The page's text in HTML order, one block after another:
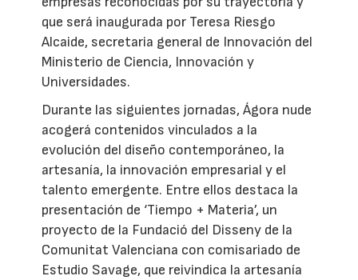
que será inaugurada por Teresa Riesgo
Alcaide, secretaria general de Innovación del
Ministerio de Ciencia, Innovación y
Universidades.
Durante las siguientes jornadas, Ágora nude
acogerá contenidos vinculados a la
evolución del diseño contemporáneo, la
artesanía, la innovación empresarial y el
talento emergente. Entre ellos destaca la
presentación de ‘Tiempo + Materia’, un
proyecto de la Fundació del Disseny de la
Comunitat Valenciana con comisariado de
Estudio Savage, que reivindica la artesanía